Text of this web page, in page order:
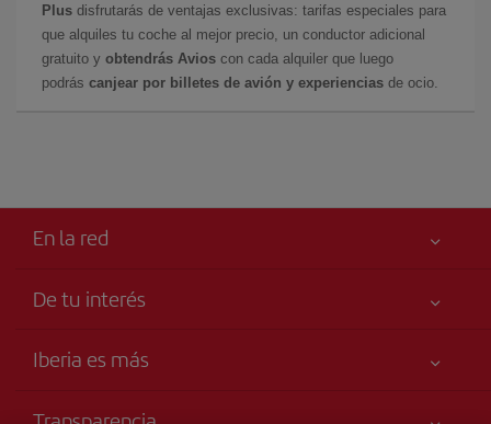
Plus disfrutarás de ventajas exclusivas: tarifas especiales para
que alquiles tu coche al mejor precio, un conductor adicional
gratuito y obtendrás Avios con cada alquiler que luego
podrás canjear por billetes de avión y experiencias de ocio.
En la red
De tu interés
Accesibilidad
Iberia es más